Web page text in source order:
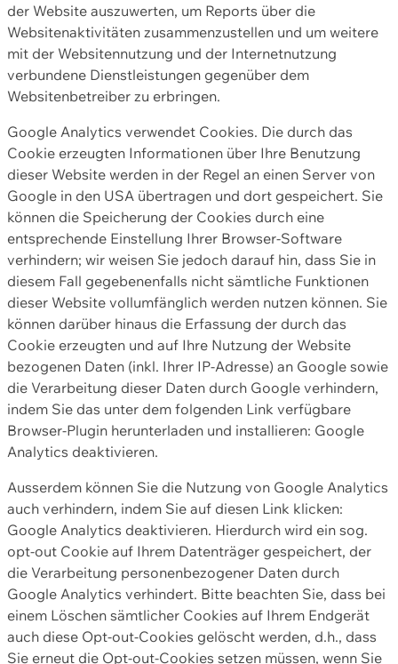
der Website auszuwerten, um Reports über die
Websitenaktivitäten zusammenzustellen und um weitere
mit der Websitennutzung und der Internetnutzung
verbundene Dienstleistungen gegenüber dem
Websitenbetreiber zu erbringen.
Google Analytics verwendet Cookies. Die durch das
Cookie erzeugten Informationen über Ihre Benutzung
dieser Website werden in der Regel an einen Server von
Google in den USA übertragen und dort gespeichert. Sie
können die Speicherung der Cookies durch eine
entsprechende Einstellung Ihrer Browser-Software
verhindern; wir weisen Sie jedoch darauf hin, dass Sie in
diesem Fall gegebenenfalls nicht sämtliche Funktionen
dieser Website vollumfänglich werden nutzen können. Sie
können darüber hinaus die Erfassung der durch das
Cookie erzeugten und auf Ihre Nutzung der Website
bezogenen Daten (inkl. Ihrer IP-Adresse) an Google sowie
die Verarbeitung dieser Daten durch Google verhindern,
indem Sie das unter dem folgenden Link verfügbare
Browser-Plugin herunterladen und installieren: Google
Analytics deaktivieren.
Ausserdem können Sie die Nutzung von Google Analytics
auch verhindern, indem Sie auf diesen Link klicken:
Google Analytics deaktivieren. Hierdurch wird ein sog.
opt-out Cookie auf Ihrem Datenträger gespeichert, der
die Verarbeitung personenbezogener Daten durch
Google Analytics verhindert. Bitte beachten Sie, dass bei
einem Löschen sämtlicher Cookies auf Ihrem Endgerät
auch diese Opt-out-Cookies gelöscht werden, d.h., dass
Sie erneut die Opt-out-Cookies setzen müssen, wenn Sie